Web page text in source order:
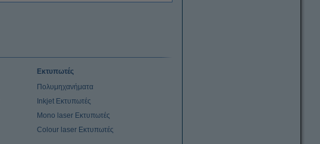
Εκτυπωτές
Πολυμηχανήματα
Inkjet Εκτυπωτές
Mono laser Εκτυπωτές
Colour laser Εκτυπωτές